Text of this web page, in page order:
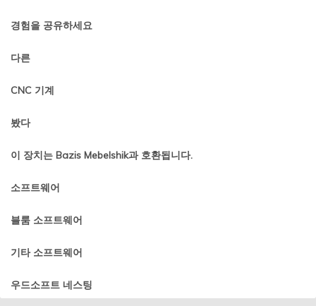
경험을 공유하세요
다른
CNC 기계
봤다
이 장치는 Bazis Mebelshik과 호환됩니다.
소프트웨어
블룸 소프트웨어
기타 소프트웨어
우드소프트 네스팅